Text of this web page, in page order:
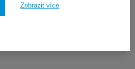
Zobrazit více